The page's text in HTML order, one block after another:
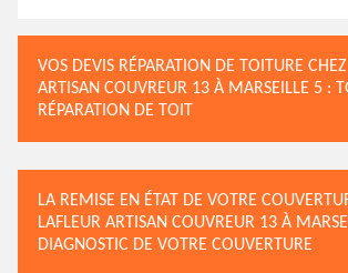
VOS DEVIS RÉPARATION DE TOITURE
ARTISAN COUVREUR 13 À MARSEILLE 5 :
RÉPARATION DE TOIT
LA REMISE EN ÉTAT DE VOTRE
LAFLEUR ARTISAN COUVREUR 13 À
DIAGNOSTIC DE VOTRE COUVERTURE